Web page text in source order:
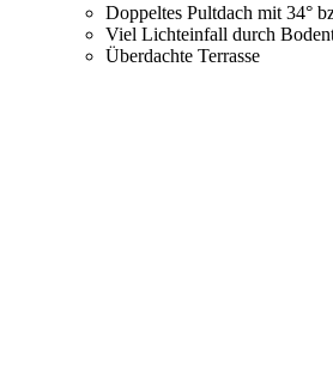
Doppeltes Pultdach mit 34°
Viel Lichteinfall durch
Überdachte Terrasse